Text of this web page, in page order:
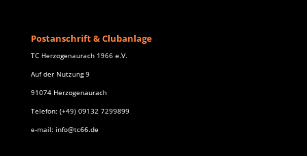
Postanschrift & Clubanlage
TC Herzogenaurach 1966 e.V.
Auf der Nutzung 9
91074 Herzogenaurach
Telefon: (+49) 09132 7299899
e-mail: info@tc66.de